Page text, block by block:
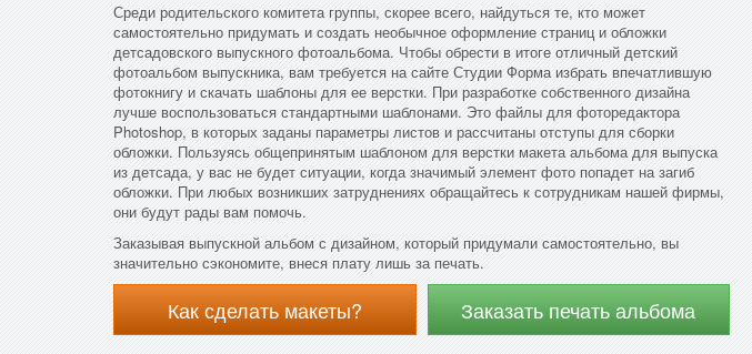
Среди родительского комитета группы, скорее всего, найдуться те, кто может
самостоятельно придумать и создать необычное оформление страниц и обложки
детсадовского выпускного фотоальбома. Чтобы обрести в итоге отличный детский
фотоальбом выпускника, вам требуется на сайте Студии Форма избрать впечатлившую
фотокнигу и скачать шаблоны для ее верстки. При разработке собственного дизайна
лучше воспользоваться стандартными шаблонами. Это файлы для фоторедактора
Photoshop, в которых заданы параметры листов и рассчитаны отступы для сборки
обложки. Пользуясь общепринятым шаблоном для верстки макета альбома для выпуска
из детсада, у вас не будет ситуации, когда значимый элемент фото попадет на загиб
обложки. При любых возникших затруднениях обращайтесь к сотрудникам нашей фирмы,
они будут рады вам помочь.
Заказывая выпускной альбом с дизайном, который придумали самостоятельно, вы
значительно сэкономите, внеся плату лишь за печать.
Как сделать макеты? Заказать печать альбома